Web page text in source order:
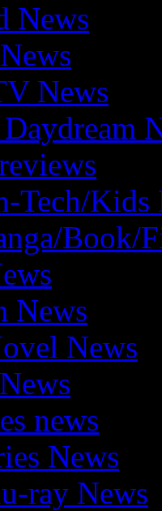
News
News
Tech/Kids
Book/
News
News
news
News
ray News